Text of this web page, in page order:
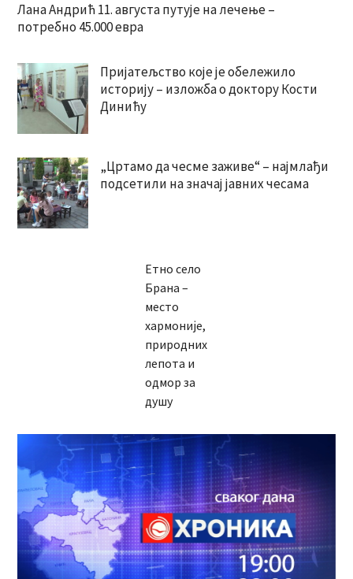
Лана Андрић 11. августа путује на лечење –
потребно 45.000 евра
Пријатељство које је обележило
историју – изложба о доктору Кости
Динићу
„Цртамо да чесме заживе“ – најмлађи
подсетили на значај јавних чесама
Етно село
Брана –
место
хармоније,
природних
лепота и
одмор за
душу